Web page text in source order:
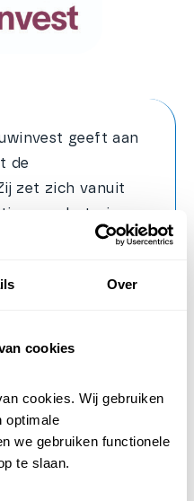
Over
cookies
cookies. Wij gebruiken
optimale
we gebruiken functionele
te slaan.
geeft aan
de
zet zich vanuit
verbetering en
de resultaten van
om het
optimaliseren.
aldus
Deze inzet
van Bouwinvest om